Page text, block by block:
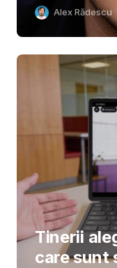
Alex Rădescu
Tinerii
care sunt